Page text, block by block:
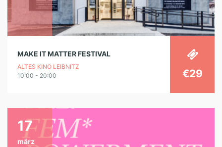
MAKE IT MATTER FESTIVAL
ALTES KINO LEIBNITZ
10:00 - 20:00
€29
17
märz